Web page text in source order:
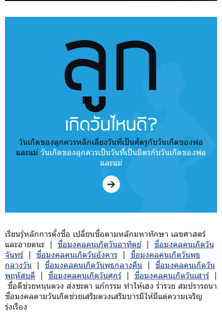
ลูก
เกิดวันไหนดี?
วันเกิดของลูกควรหลีกเลี่ยงวันที่เป็นศัตรูกับวันเกิดของพ่อ
และแม่ วันเกิดของลูกควรเป็นวันที่เป็นมิตรกับวันเกิดของพ่อ
และแม่
เรียนรู้หลักการตั้งชื่อ เปลี่ยนชื่อตามหลักมหาทักษา เลขศาสตร์
และอายตนะ | ชื่อมงคลคนเกิดวันอาทิตย์| ชื่อมงคลคนเกิดวัน
จันทร์ | ชื่อมงคลคนเกิดวันอังคาร | ชื่อมงคลคนเกิดวันพุธ
กลางวัน | ชื่อมงคลคนเกิดวันพุธกลางคืน | ชื่อมงคลคนเกิดวัน
พฤหัสบดี | ชื่อมงคลคนเกิดวันศุกร์ | ชื่อมงคลคนเกิดวันเสาร์ |
ชื่อดีช่วยหนุนดวง ส่งชะตา แก้กรรม ทำให้เฮง ร่ำรวย สมปรารถนา
ชื่อมงคลตามวันเกิดช่วยเสริมดวงเสริมบารมีให้มีแต่ความเจริญ
รุ่งเรือง